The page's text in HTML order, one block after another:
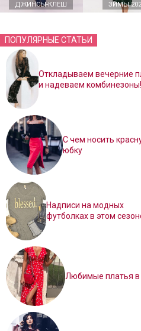
ДЖИНСЫ-КЛЕШ
ЗИМЫ
ПОПУЛЯРНЫЕ СТАТЬИ
Откладываем вечерние
и надеваем комбинезоны!
С чем носить
юбку
Надписи на модных
футболках в этом
Любимые платья в